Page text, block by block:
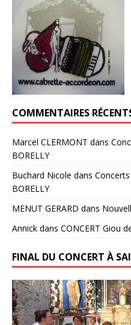
COMMENTAIRES
Marcel CLERMONT dans
BORELLY
Buchard Nicole dans
BORELLY
MENUT GERARD dans
Annick dans CONCERT Giou
FINAL DU CONCERT À
Lecteur
vidéo